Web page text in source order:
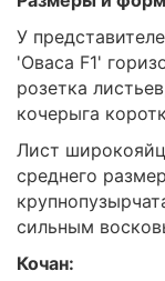
У
'Оваса F1'
розетка
кочерыга
Лист
среднего
сильным
Кочан: